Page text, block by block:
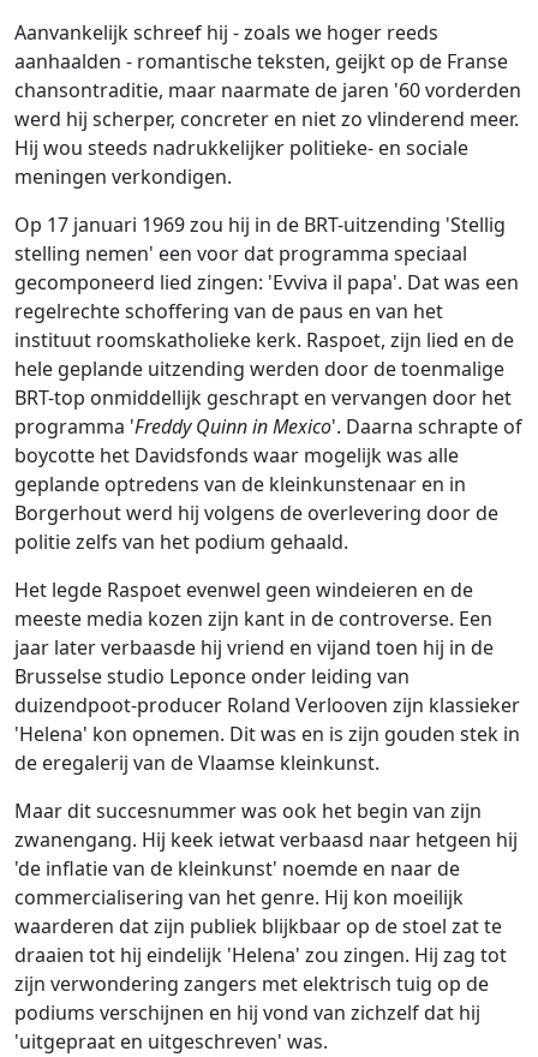
Aanvankelijk schreef hij - zoals we hoger reeds
aanhaalden - romantische teksten, geijkt op de Franse
chansontraditie, maar naarmate de jaren '60 vorderden
werd hij scherper, concreter en niet zo vlinderend meer.
Hij wou steeds nadrukkelijker politieke- en sociale
meningen verkondigen.
Op 17 januari 1969 zou hij in de BRT-uitzending 'Stellig
stelling nemen' een voor dat programma speciaal
gecomponeerd lied zingen: 'Evviva il papa'. Dat was een
regelrechte schoffering van de paus en van het
instituut roomskatholieke kerk. Raspoet, zijn lied en de
hele geplande uitzending werden door de toenmalige
BRT-top onmiddellijk geschrapt en vervangen door het
programma 'Freddy Quinn in Mexico'. Daarna schrapte of
boycotte het Davidsfonds waar mogelijk was alle
geplande optredens van de kleinkunstenaar en in
Borgerhout werd hij volgens de overlevering door de
politie zelfs van het podium gehaald.
Het legde Raspoet evenwel geen windeieren en de
meeste media kozen zijn kant in de controverse. Een
jaar later verbaasde hij vriend en vijand toen hij in de
Brusselse studio Leponce onder leiding van
duizendpoot-producer Roland Verlooven zijn klassieker
'Helena' kon opnemen. Dit was en is zijn gouden stek in
de eregalerij van de Vlaamse kleinkunst.
Maar dit succesnummer was ook het begin van zijn
zwanengang. Hij keek ietwat verbaasd naar hetgeen hij
'de inflatie van de kleinkunst' noemde en naar de
commercialisering van het genre. Hij kon moeilijk
waarderen dat zijn publiek blijkbaar op de stoel zat te
draaien tot hij eindelijk 'Helena' zou zingen. Hij zag tot
zijn verwondering zangers met elektrisch tuig op de
podiums verschijnen en hij vond van zichzelf dat hij
'uitgepraat en uitgeschreven' was.